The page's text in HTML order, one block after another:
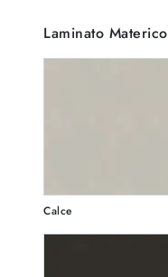
Laminato Materico
Calce